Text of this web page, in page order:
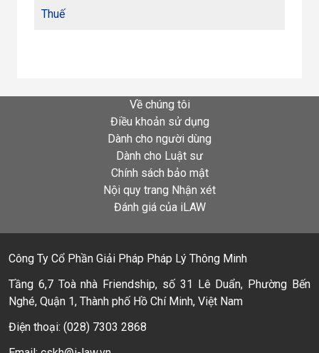
Thuế
Về chúng tôi
Điều khoản sử dụng
Dành cho người dùng
Dành cho Luật sư
Chính sách bảo mật
Nội quy trang Nhận xét
Đánh giá của iLAW
Công Ty Cổ Phần Giải Pháp Pháp Lý Thông Minh
Tầng 6,7 Toà nhà Friendship, số 31 Lê Duẩn, Phường Bến
Nghé, Quận 1, Thành phố Hồ Chí Minh, Việt Nam
Điện thoại: (028) 7303 2868